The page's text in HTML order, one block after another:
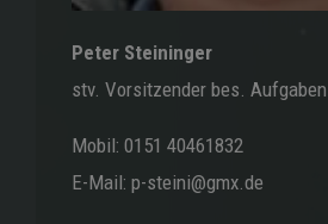
Peter Steininger
stv. Vorsitzender bes. Aufgaben
Mobil: 0151 40461832
E-Mail: p-steini@gmx.de